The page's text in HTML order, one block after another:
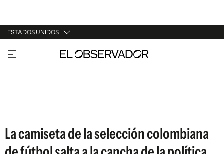
ESTADOS UNIDOS
URUGUAY
ARGENTINA
La camiseta de la selección colombiana